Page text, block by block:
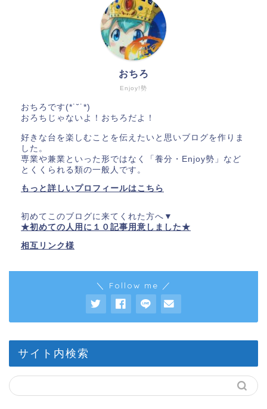
Enjoy!勢
おちろ
おちろです(*˙˘˙*)
おろちじゃないよ！おちろだよ！
好きな台を楽しむことを伝えたいと思いブログを作りま
した。
専業や兼業といった形ではなく「養分・Enjoy勢」など
とくくられる類の一般人です。
もっと詳しいプロフィールはこちら
初めてこのブログに来てくれた方へ▼
★初めての人用に１０記事用意しました★
相互リンク様
＼ Follow me ／
サイト内検索